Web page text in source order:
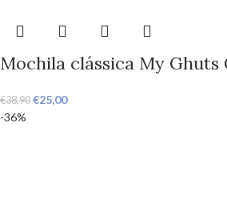
Mochila clássica My Ghuts
€38,90 €25,00
-36%